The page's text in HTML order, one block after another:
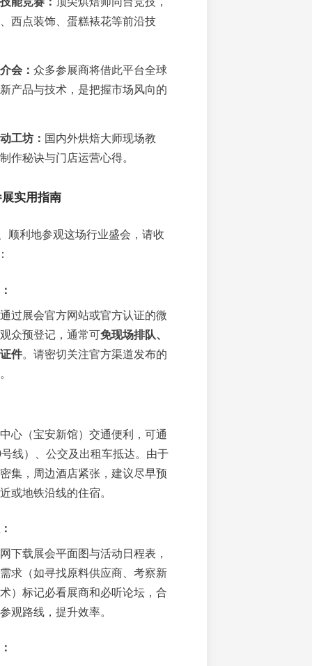
西点装饰、蛋糕裱花等前沿技
会： 众多参展商将借此平台全球
产品与技术，是把握市场风向的
工坊： 国内外烘焙大师现场教
作秘诀与门店运营心得。
实用指南
顺利地参观这场行业盛会，请收
过展会官方网站或官方认证的微
众预登记，通常可免现场排队、
件。请密切关注官方渠道发布的
心（宝安新馆）交通便利，可通
线）、公交及出租车抵达。由于
集，周边酒店紧张，建议尽早预
或地铁沿线的住宿。
下载展会平面图与活动日程表，
求（如寻找原料供应商、考察新
）标记必看展商和必听论坛，合
观路线，提升效率。